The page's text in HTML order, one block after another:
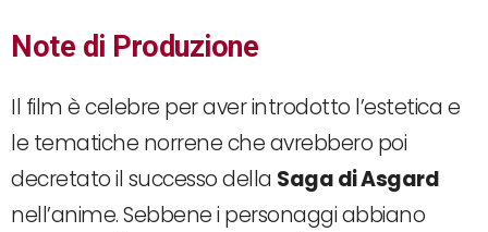
Note di Produzione
Il film è celebre per aver introdotto l’estetica e
le tematiche norrene che avrebbero poi
decretato il successo della Saga di Asgard
nell’anime. Sebbene i personaggi abbiano